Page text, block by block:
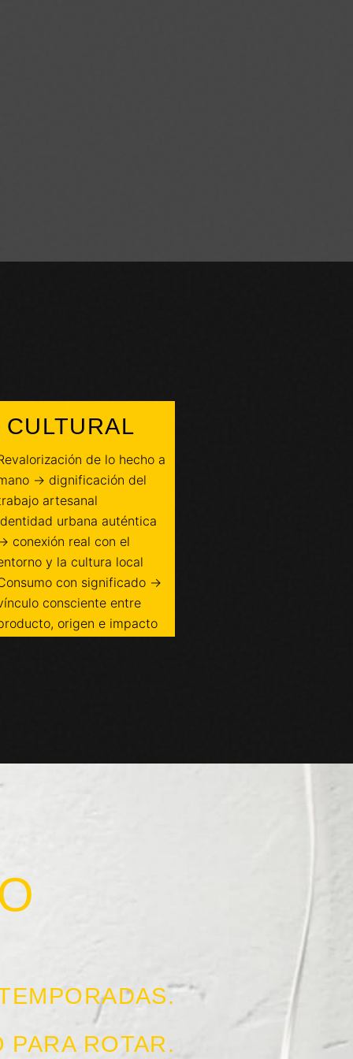
CULTURAL
de lo hecho a
→ dignificación del
artesanal
urbana auténtica
conexión real con el
y la cultura local
con significado →
consciente entre
origen e impacto
PARA ROTAR.